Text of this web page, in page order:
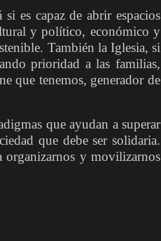
es capaz de abrir espacios
y político, económico y
También la Iglesia, si
prioridad a las familias,
que tenemos, generador de
que ayudan a superar
que debe ser solidaria.
organizarnos y movilizarnos